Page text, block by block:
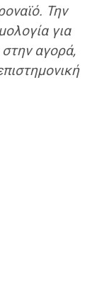
Την
για
αγορά,